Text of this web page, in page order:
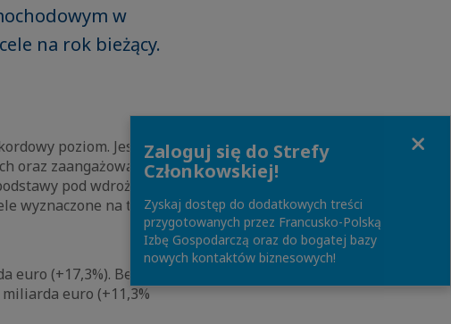
w
na rok bieżący.
poziom. Jest to
oraz zaangażowania
pod wdrożenie
wyznaczone na ten rok
(+17,3%). Bez
euro (+11,3%
Zaloguj się do Strefy
Członkowskiej!
Zyskaj dostęp do dodatkowych treści
przygotowanych przez Francusko-Polską
Izbę Gospodarczą oraz do bogatej bazy
nowych kontaktów biznesowych!